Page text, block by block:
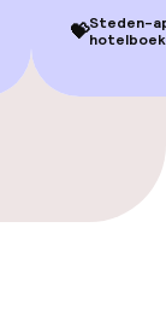
💝Steden-